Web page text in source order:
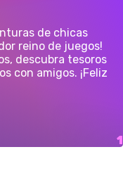
de chicas
reino de juegos!
descubra tesoros
con amigos. ¡Feliz